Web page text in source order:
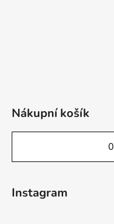
Nákupní košík
0
Instagram